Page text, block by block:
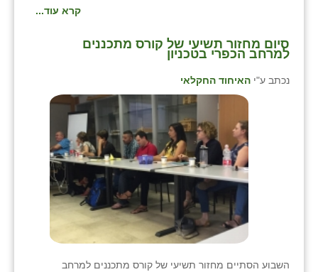
קרא עוד...
סיום מחזור תשיעי של קורס מתכננים
למרחב הכפרי בטכניון
נכתב ע"י האיחוד החקלאי
השבוע הסתיים מחזור תשיעי של קורס מתכננים למרחב